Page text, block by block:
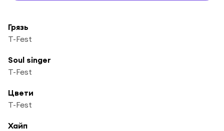
Грязь
T-Fest
Soul singer
T-Fest
Цвети
T-Fest
Хайп